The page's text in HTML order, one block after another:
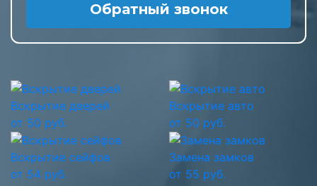
Вскрытие дверей
от 50 руб.
Вскрытие авто
от 50 руб.
Вскрытие сейфов
от 54 руб.
Замена замков
от 55 руб.
Обратный звонок